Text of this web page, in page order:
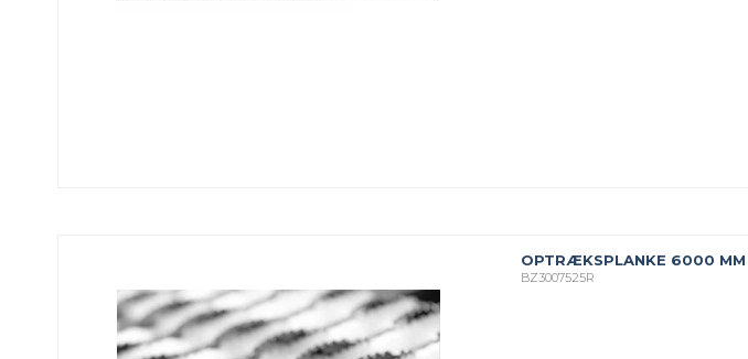
OPTRÆKSPLANKE 6000 MM
BZ3007525R